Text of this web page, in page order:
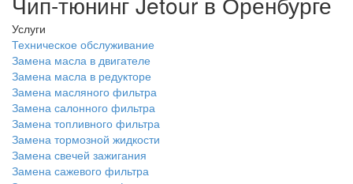
Услуги
Техническое обслуживание
Замена масла в двигателе
Замена масла в редукторе
Замена масляного фильтра
Замена салонного фильтра
Замена топливного фильтра
Замена тормозной жидкости
Замена свечей зажигания
Замена сажевого фильтра